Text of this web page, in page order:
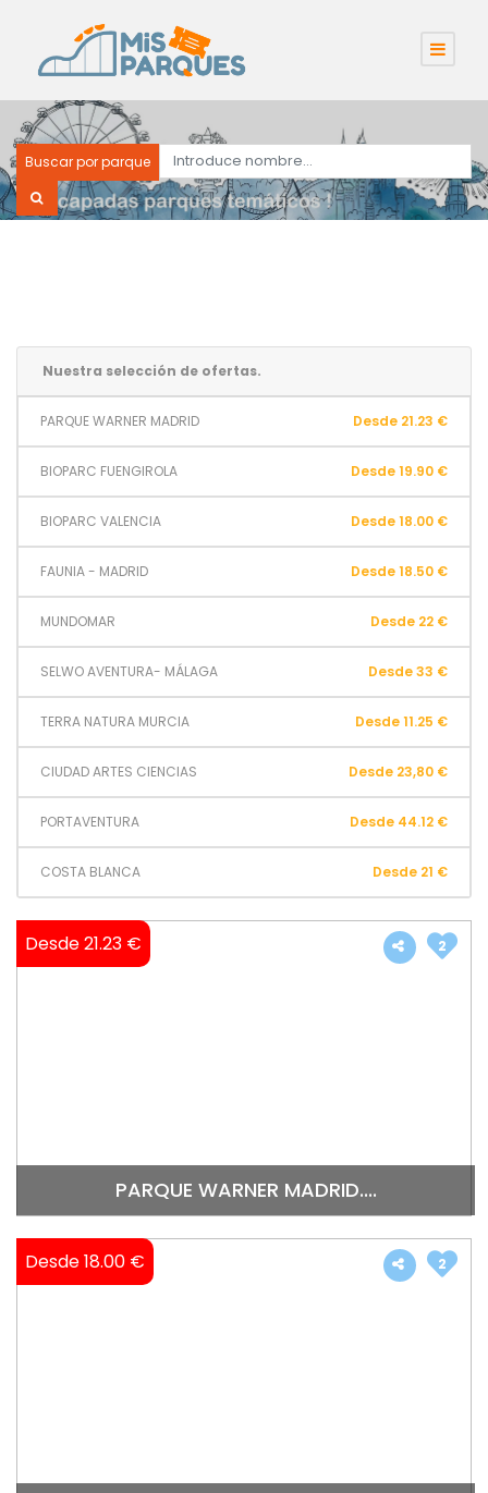
Buscar por parque
Nuestra selección de ofertas.
PARQUE WARNER MADRID Desde 21.23 €
BIOPARC FUENGIROLA Desde 19.90 €
BIOPARC VALENCIA Desde 18.00 €
FAUNIA - MADRID Desde 18.50 €
MUNDOMAR Desde 22 €
SELWO AVENTURA- MÁLAGA Desde 33 €
TERRA NATURA MURCIA Desde 11.25 €
CIUDAD ARTES CIENCIAS Desde 23,80 €
PORTAVENTURA Desde 44.12 €
COSTA BLANCA Desde 21 €
Desde 21.23 €
PARQUE WARNER MADRID....
2
Desde 18.00 € 2